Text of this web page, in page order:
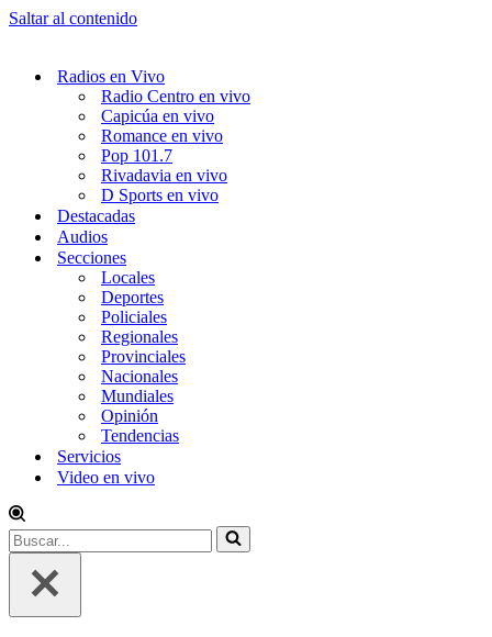
Saltar al contenido
Radios en Vivo
Radio Centro en vivo
Capicúa en vivo
Romance en vivo
Pop 101.7
Rivadavia en vivo
D Sports en vivo
Destacadas
Audios
Secciones
Locales
Deportes
Policiales
Regionales
Provinciales
Nacionales
Mundiales
Opinión
Tendencias
Servicios
Video en vivo
Buscar...